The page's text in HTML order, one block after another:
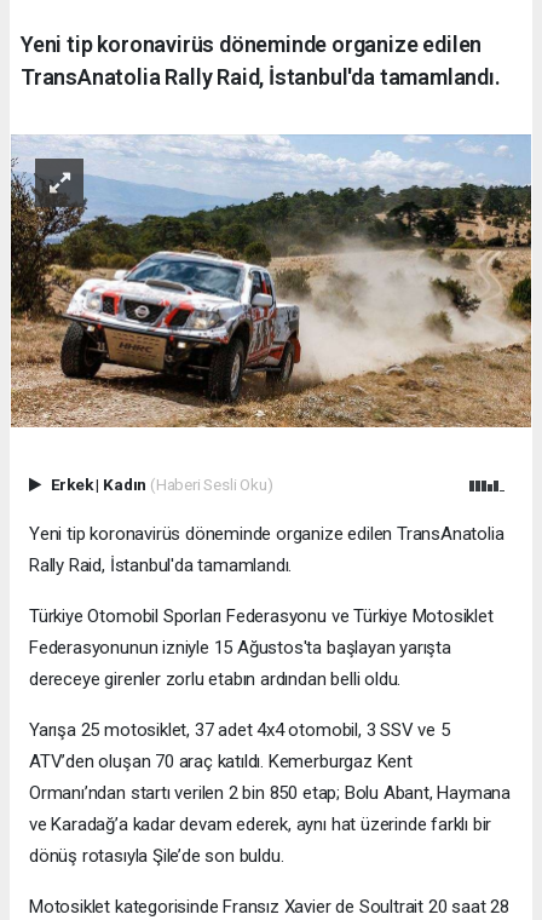
Yeni tip koronavirüs döneminde organize edilen
TransAnatolia Rally Raid, İstanbul'da tamamlandı.
Erkek| Kadın (Haberi Sesli Oku)
Yeni tip koronavirüs döneminde organize edilen TransAnatolia
Rally Raid, İstanbul'da tamamlandı.
Türkiye Otomobil Sporları Federasyonu ve Türkiye Motosiklet
Federasyonunun izniyle 15 Ağustos'ta başlayan yarışta
dereceye girenler zorlu etabın ardından belli oldu.
Yarışa 25 motosiklet, 37 adet 4x4 otomobil, 3 SSV ve 5
ATV’den oluşan 70 araç katıldı. Kemerburgaz Kent
Ormanı’ndan startı verilen 2 bin 850 etap; Bolu Abant, Haymana
ve Karadağ’a kadar devam ederek, aynı hat üzerinde farklı bir
dönüş rotasıyla Şile’de son buldu.
Motosiklet kategorisinde Fransız Xavier de Soultrait 20 saat 28